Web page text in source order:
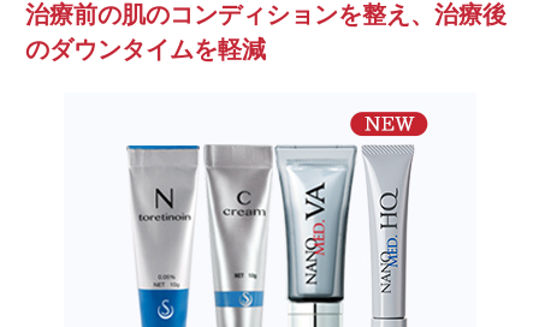
治療前の肌のコンディションを整え、治療後
のダウンタイムを軽減